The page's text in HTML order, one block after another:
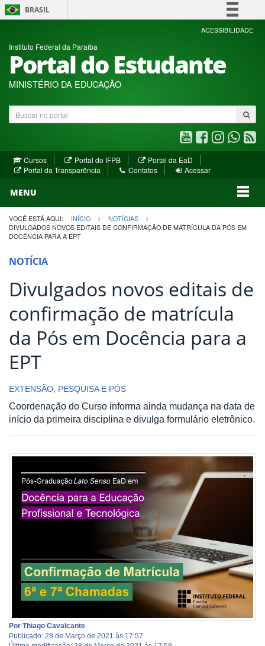
BRASIL
Simplifique!
Participe
ACESSIBILIDADE
Instituto Federal da Paraíba
Portal do Estudante
MINISTÉRIO DA EDUCAÇÃO
Buscar
no
Youtube
(abre
em
Facebook
(abre
Instagram
(abre
janela)
(abre
janela)
Cursos Portal do IFPB(abre
em
Portal da EaD
em
Portal da Transparência Contatos Acessar
MENU
VOCÊ ESTÁ AQUI: INÍCIO
NOTÍCIAS
DIVULGADOS NOVOS EDITAIS DE CONFIRMAÇÃO DE MATRÍCULA DA PÓS EM
DOCÊNCIA PARA A EPT
NOTÍCIA
Divulgados novos editais de
confirmação de matrícula
da Pós em Docência para a
EPT
EXTENSÃO, PESQUISA E PÓS
Coordenação do Curso informa ainda mudança na data de
início da primeira disciplina e divulga formulário eletrônico.
Por Thiago Cavalcante
Publicado: 28 de Março de 2021 às 17:57